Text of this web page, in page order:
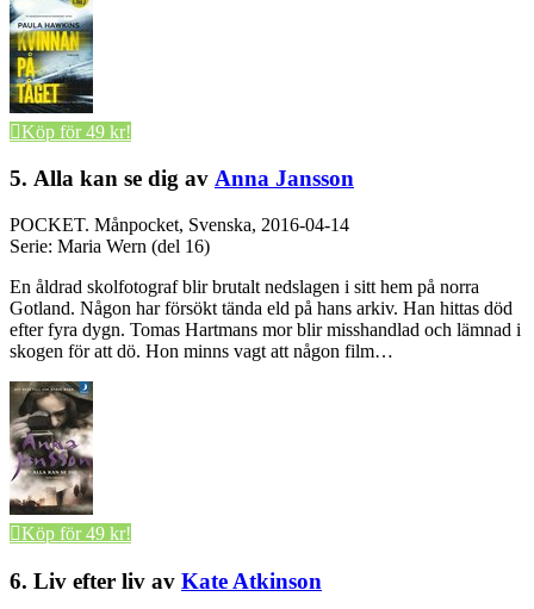
Köp för 49 kr!
5. Alla kan se dig av Anna Jansson
POCKET. Månpocket, Svenska, 2016-04-14
Serie: Maria Wern (del 16)
En åldrad skolfotograf blir brutalt nedslagen i sitt hem på norra
Gotland. Någon har försökt tända eld på hans arkiv. Han hittas död
efter fyra dygn. Tomas Hartmans mor blir misshandlad och lämnad i
skogen för att dö. Hon minns vagt att någon film…
Köp för 49 kr!
6. Liv efter liv av Kate Atkinson